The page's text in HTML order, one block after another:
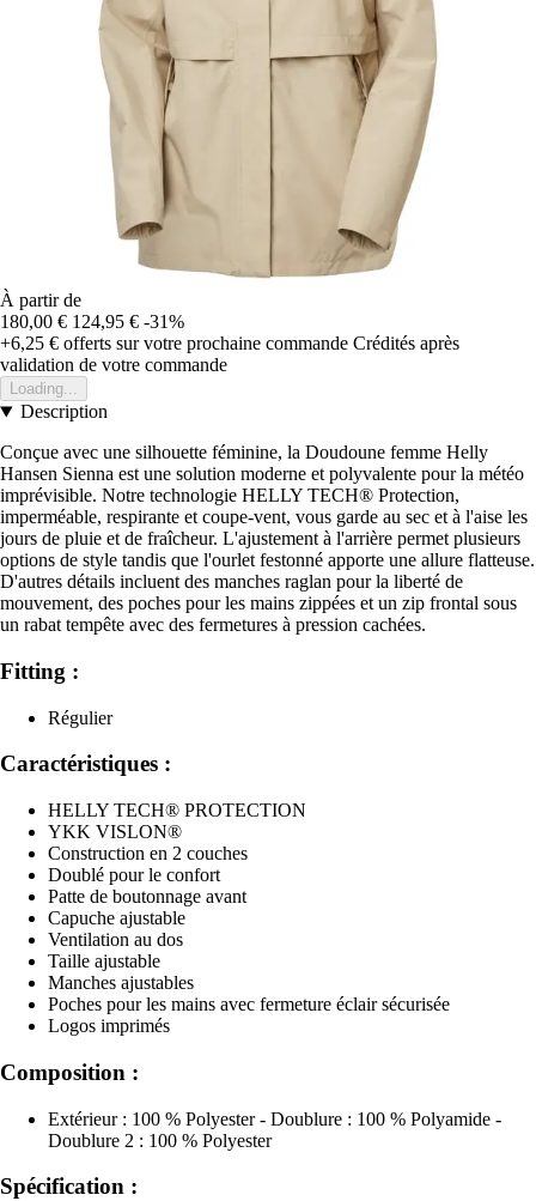
À partir de
180,00 € 124,95 € -31%
+6,25 € offerts sur votre prochaine commande Crédités après
validation de votre commande
Loading...
Description
Conçue avec une silhouette féminine, la Doudoune femme Helly
Hansen Sienna est une solution moderne et polyvalente pour la météo
imprévisible. Notre technologie HELLY TECH® Protection,
imperméable, respirante et coupe-vent, vous garde au sec et à l'aise les
jours de pluie et de fraîcheur. L'ajustement à l'arrière permet plusieurs
options de style tandis que l'ourlet festonné apporte une allure flatteuse.
D'autres détails incluent des manches raglan pour la liberté de
mouvement, des poches pour les mains zippées et un zip frontal sous
un rabat tempête avec des fermetures à pression cachées.
Fitting :
Régulier
Caractéristiques :
HELLY TECH® PROTECTION
YKK VISLON®
Construction en 2 couches
Doublé pour le confort
Patte de boutonnage avant
Capuche ajustable
Ventilation au dos
Taille ajustable
Manches ajustables
Poches pour les mains avec fermeture éclair sécurisée
Logos imprimés
Composition :
Extérieur : 100 % Polyester - Doublure : 100 % Polyamide -
Doublure 2 : 100 % Polyester
Spécification :